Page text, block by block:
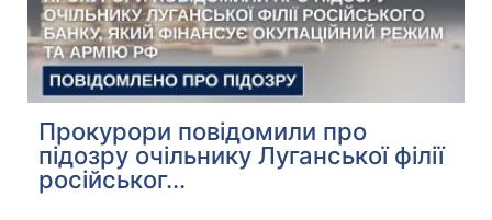
Прокурори повідомили про
підозру очільнику Луганської філії
російськог...